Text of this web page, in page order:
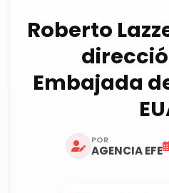
Roberto
Embajada
POR
AGENCIA EFE